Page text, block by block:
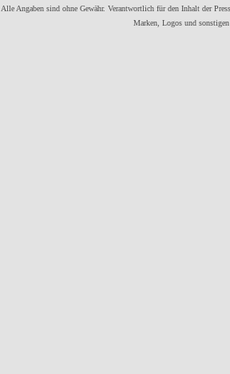
Alle Angaben sind ohne Gewähr. Verantwortlich für den Inhalt der
Marken, Logos und